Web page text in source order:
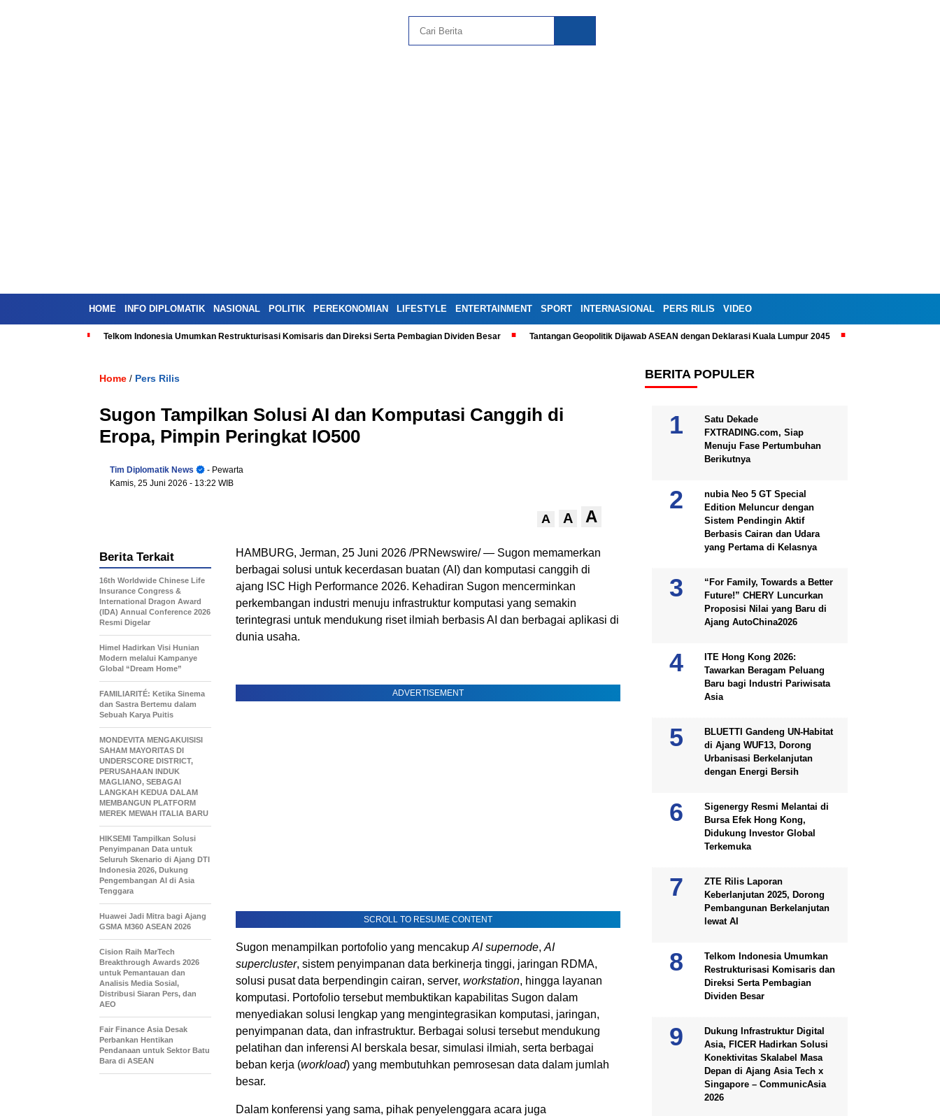
HOME INFO DIPLOMATIK NASIONAL POLITIK PEREKONOMIAN LIFESTYLE ENTERTAINMENT SPORT INTERNASIONAL PERS RILIS VIDEO
Telkom Indonesia Umumkan Restrukturisasi Komisaris dan Direksi Serta Pembagian Dividen Besar Tantangan Geopolitik Dijawab ASEAN dengan Deklarasi Kuala Lumpur 2045
Home / Pers Rilis
Sugon Tampilkan Solusi AI dan Komputasi Canggih di
Eropa, Pimpin Peringkat IO500
Tim Diplomatik News
- Pewarta
Kamis, 25 Juni 2026 - 13:22 WIB
A A A
HAMBURG, Jerman, 25 Juni 2026 /PRNewswire/ — Sugon memamerkan
berbagai solusi untuk kecerdasan buatan (AI) dan komputasi canggih di
ajang ISC High Performance 2026. Kehadiran Sugon mencerminkan
perkembangan industri menuju infrastruktur komputasi yang semakin
terintegrasi untuk mendukung riset ilmiah berbasis AI dan berbagai aplikasi di
dunia usaha.
ADVERTISEMENT
SCROLL TO RESUME CONTENT
Sugon menampilkan portofolio yang mencakup AI supernode, AI
supercluster, sistem penyimpanan data berkinerja tinggi, jaringan RDMA,
solusi pusat data berpendingin cairan, server, workstation, hingga layanan
komputasi. Portofolio tersebut membuktikan kapabilitas Sugon dalam
menyediakan solusi lengkap yang mengintegrasikan komputasi, jaringan,
penyimpanan data, dan infrastruktur. Berbagai solusi tersebut mendukung
pelatihan dan inferensi AI berskala besar, simulasi ilmiah, serta berbagai
beban kerja (workload) yang membutuhkan pemrosesan data dalam jumlah
besar.
Dalam konferensi yang sama, pihak penyelenggara acara juga
Berita Terkait
16th Worldwide Chinese Life
Insurance Congress &
International Dragon Award
(IDA) Annual Conference 2026
Resmi Digelar
Himel Hadirkan Visi Hunian
Modern melalui Kampanye
Global “Dream Home”
FAMILIARITÉ: Ketika Sinema
dan Sastra Bertemu dalam
Sebuah Karya Puitis
MONDEVITA MENGAKUISISI
SAHAM MAYORITAS DI
UNDERSCORE DISTRICT,
PERUSAHAAN INDUK
MAGLIANO, SEBAGAI
LANGKAH KEDUA DALAM
MEMBANGUN PLATFORM
MEREK MEWAH ITALIA BARU
HIKSEMI Tampilkan Solusi
Penyimpanan Data untuk
Seluruh Skenario di Ajang DTI
Indonesia 2026, Dukung
Pengembangan AI di Asia
Tenggara
Huawei Jadi Mitra bagi Ajang
GSMA M360 ASEAN 2026
Cision Raih MarTech
Breakthrough Awards 2026
untuk Pemantauan dan
Analisis Media Sosial,
Distribusi Siaran Pers, dan
AEO
Fair Finance Asia Desak
Perbankan Hentikan
Pendanaan untuk Sektor Batu
Bara di ASEAN
BERITA POPULER
Satu Dekade
FXTRADING.com, Siap
Menuju Fase Pertumbuhan
Berikutnya
nubia Neo 5 GT Special
Edition Meluncur dengan
Sistem Pendingin Aktif
Berbasis Cairan dan Udara
yang Pertama di Kelasnya
“For Family, Towards a Better
Future!” CHERY Luncurkan
Proposisi Nilai yang Baru di
Ajang AutoChina2026
ITE Hong Kong 2026:
Tawarkan Beragam Peluang
Baru bagi Industri Pariwisata
Asia
BLUETTI Gandeng UN-Habitat
di Ajang WUF13, Dorong
Urbanisasi Berkelanjutan
dengan Energi Bersih
Sigenergy Resmi Melantai di
Bursa Efek Hong Kong,
Didukung Investor Global
Terkemuka
ZTE Rilis Laporan
Keberlanjutan 2025, Dorong
Pembangunan Berkelanjutan
lewat AI
Telkom Indonesia Umumkan
Restrukturisasi Komisaris dan
Direksi Serta Pembagian
Dividen Besar
Dukung Infrastruktur Digital
Asia, FICER Hadirkan Solusi
Konektivitas Skalabel Masa
Depan di Ajang Asia Tech x
Singapore – CommunicAsia
2026